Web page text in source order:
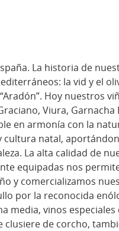
La historia de
la vid y el
Hoy nuestros
Viura, Garnacha
en armonía con la
natal,
La alta calidad de
equipadas nos
y comercializamos
por la reconocida
media, vinos especiales
de corcho,